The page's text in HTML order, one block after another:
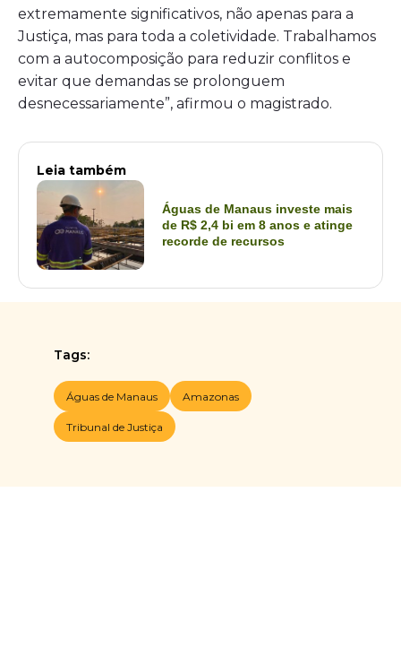
extremamente significativos, não apenas para a
Justiça, mas para toda a coletividade. Trabalhamos
com a autocomposição para reduzir conflitos e
evitar que demandas se prolonguem
desnecessariamente”, afirmou o magistrado.
Leia também
Águas de Manaus investe mais
de R$ 2,4 bi em 8 anos e atinge
recorde de recursos
Tags:
Águas de Manaus Amazonas
Tribunal de Justiça